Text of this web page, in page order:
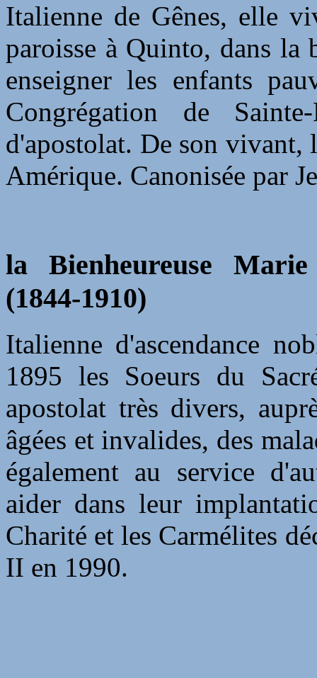
Italienne de Gênes, elle
paroisse à Quinto, dans la
enseigner les enfants
Congrégation de
d'apostolat. De son vivant,
Amérique. Canonisée par
la Bienheureuse
(1844-1910)
Italienne d'ascendance
1895 les Soeurs du
apostolat très divers,
âgées et invalides, des
également au service
aider dans leur
Charité et les Carmélites
II en 1990.